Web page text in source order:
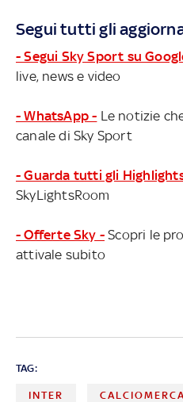
Segui tutti gli
- Segui Sky Sport su
live, news e video
- WhatsApp - Le notizie
canale di Sky Sport
- Guarda tutti gli
SkyLightsRoom
- Offerte Sky - Scopri le
attivale subito
TAG:
INTER